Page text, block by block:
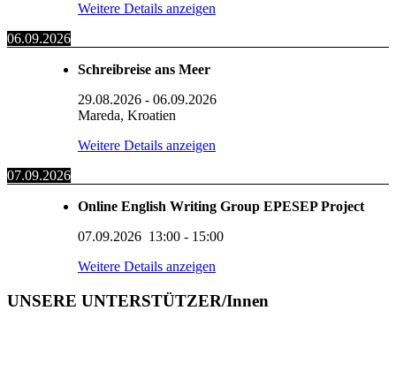
Weitere Details anzeigen
06.09.2026
Schreibreise ans Meer
29.08.2026 - 06.09.2026
Mareda, Kroatien
Weitere Details anzeigen
07.09.2026
Online English Writing Group EPESEP Project
07.09.2026 13:00 - 15:00
Weitere Details anzeigen
UNSERE UNTERSTÜTZER/Innen